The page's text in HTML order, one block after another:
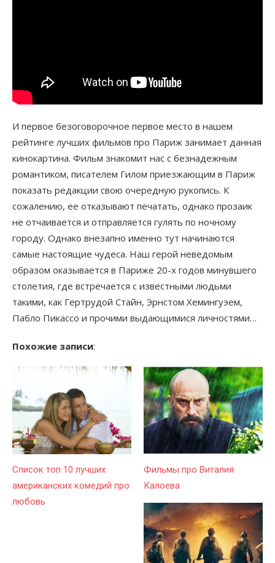
И первое безоговорочное первое место в нашем
рейтинге лучших фильмов про Париж занимает данная
кинокартина. Фильм знакомит нас с безнадежным
романтиком, писателем Гилом приезжающим в Париж
показать редакции свою очередную рукопись. К
сожалению, ее отказывают печатать, однако прозаик
не отчаивается и отправляется гулять по ночному
городу. Однако внезапно именно тут начинаются
самые настоящие чудеса. Наш герой неведомым
образом оказывается в Париже 20-х годов минувшего
столетия, где встречается с известными людьми
такими, как Гертрудой Стайн, Эрнстом Хемингуэем,
Пабло Пикассо и прочими выдающимися личностями…
Похожие записи:
Список топ 10 лучших
американских комедий про
любовь
Фильмы про Виталия
Калоева